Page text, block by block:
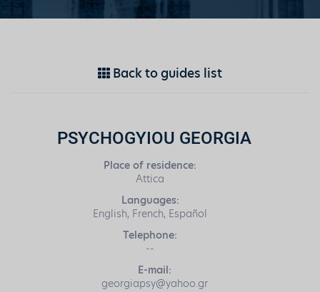
Back to guides list
PSYCHOGYIOU GEORGIA
Place of residence:
Attica
Languages:
English, French, Español
Telephone:
--
E-mail:
georgiapsy@yahoo.gr